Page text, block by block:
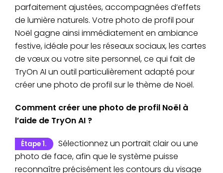
parfaitement ajustées, accompagnées d’effets
de lumière naturels. Votre photo de profil pour
Noël gagne ainsi immédiatement en ambiance
festive, idéale pour les réseaux sociaux, les cartes
de vœux ou votre site personnel, ce qui fait de
TryOn AI un outil particulièrement adapté pour
créer une photo de profil sur le thème de Noël.
Comment créer une photo de profil Noël à
l’aide de TryOn AI ?
Étape 1.
Sélectionnez un portrait clair ou une
photo de face, afin que le système puisse
reconnaître précisément les contours du visage